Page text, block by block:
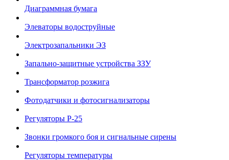
Диаграммная бумага
Элеваторы водоструйные
Электрозапальники ЭЗ
Запально-защитные устройства ЗЗУ
Трансформатор розжига
Фотодатчики и фотосигнализаторы
Регуляторы Р-25
Звонки громкого боя и сигнальные сирены
Регуляторы температуры